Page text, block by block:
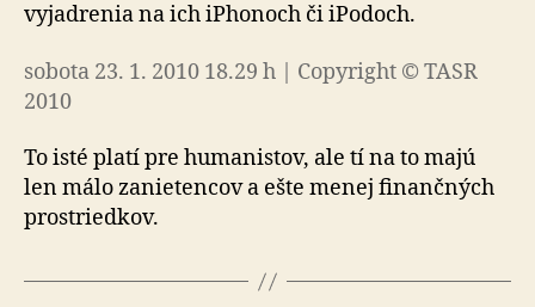
vyjadrenia na ich iPhonoch či iPodoch.
sobota 23. 1. 2010 18.29 h | Copyright © TASR
2010
To isté platí pre humanistov, ale tí na to majú
len málo zanietencov a ešte menej finančných
prostriedkov.